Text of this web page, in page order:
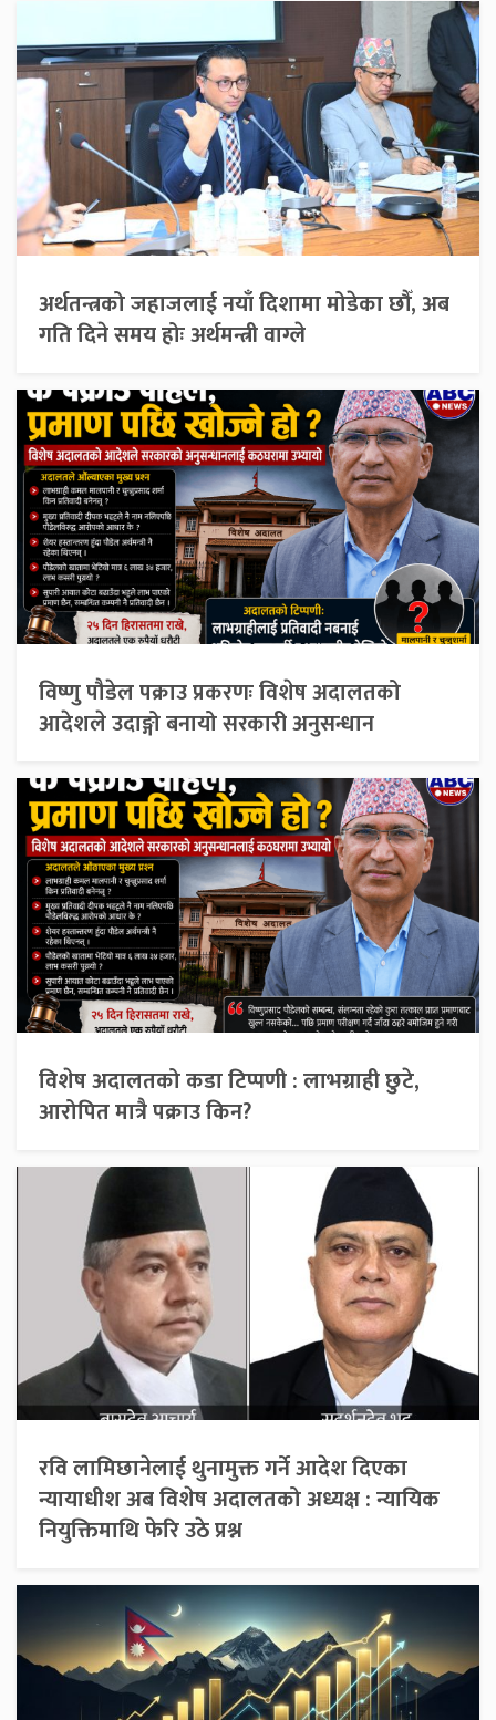
अर्थतन्त्रको जहाजलाई नयाँ दिशामा मोडेका छौँ, अब
गति दिने समय होः अर्थमन्त्री वाग्ले
विष्णु पौडेल पक्राउ प्रकरणः विशेष अदालतको
आदेशले उदाङ्गो बनायो सरकारी अनुसन्धान
विशेष अदालतको कडा टिप्पणी : लाभग्राही छुटे,
आरोपित मात्रै पक्राउ किन?
रवि लामिछानेलाई थुनामुक्त गर्ने आदेश दिएका
न्यायाधीश अब विशेष अदालतको अध्यक्ष : न्यायिक
नियुक्तिमाथि फेरि उठे प्रश्न